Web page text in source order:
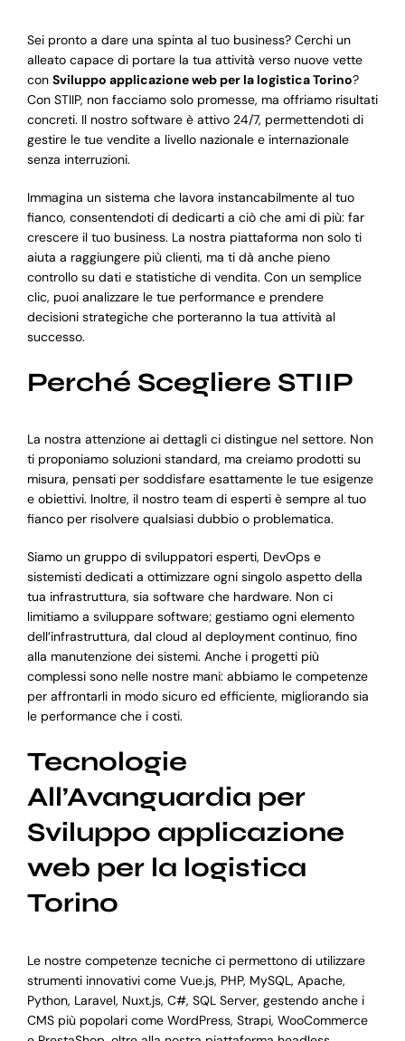
Sei pronto a dare una spinta al tuo business? Cerchi un
alleato capace di portare la tua attività verso nuove vette
con Sviluppo applicazione web per la logistica Torino?
Con STIIP, non facciamo solo promesse, ma offriamo risultati
concreti. Il nostro software è attivo 24/7, permettendoti di
gestire le tue vendite a livello nazionale e internazionale
senza interruzioni.
Immagina un sistema che lavora instancabilmente al tuo
fianco, consentendoti di dedicarti a ciò che ami di più: far
crescere il tuo business. La nostra piattaforma non solo ti
aiuta a raggiungere più clienti, ma ti dà anche pieno
controllo su dati e statistiche di vendita. Con un semplice
clic, puoi analizzare le tue performance e prendere
decisioni strategiche che porteranno la tua attività al
successo.
Perché Scegliere STIIP
La nostra attenzione ai dettagli ci distingue nel settore. Non
ti proponiamo soluzioni standard, ma creiamo prodotti su
misura, pensati per soddisfare esattamente le tue esigenze
e obiettivi. Inoltre, il nostro team di esperti è sempre al tuo
fianco per risolvere qualsiasi dubbio o problematica.
Siamo un gruppo di sviluppatori esperti, DevOps e
sistemisti dedicati a ottimizzare ogni singolo aspetto della
tua infrastruttura, sia software che hardware. Non ci
limitiamo a sviluppare software; gestiamo ogni elemento
dell’infrastruttura, dal cloud al deployment continuo, fino
alla manutenzione dei sistemi. Anche i progetti più
complessi sono nelle nostre mani: abbiamo le competenze
per affrontarli in modo sicuro ed efficiente, migliorando sia
le performance che i costi.
Tecnologie
All’Avanguardia per
Sviluppo applicazione
web per la logistica
Torino
Le nostre competenze tecniche ci permettono di utilizzare
strumenti innovativi come Vue.js, PHP, MySQL, Apache,
Python, Laravel, Nuxt.js, C#, SQL Server, gestendo anche i
CMS più popolari come WordPress, Strapi, WooCommerce